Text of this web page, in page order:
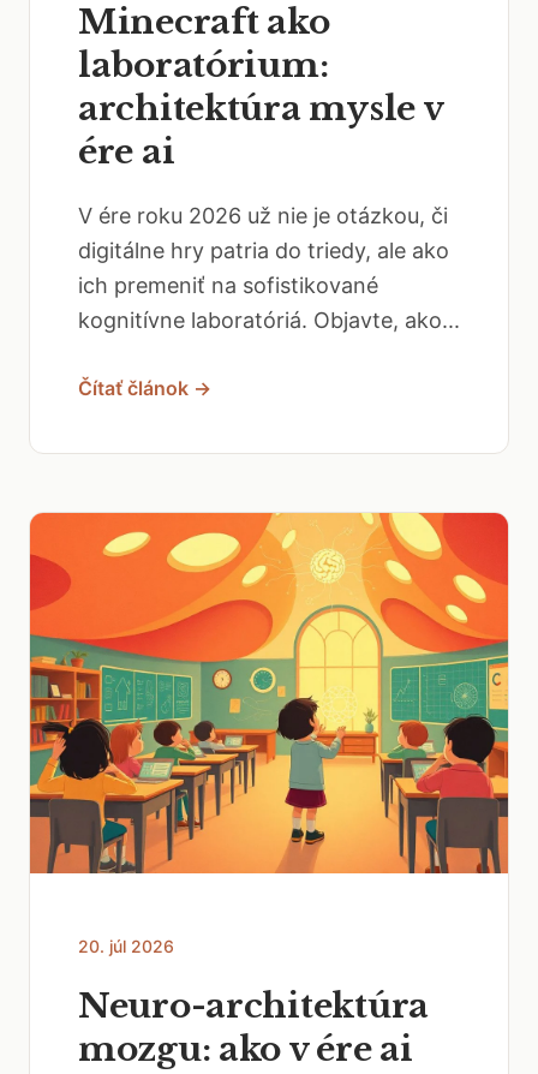
Minecraft ako
laboratórium:
architektúra mysle v
ére ai
V ére roku 2026 už nie je otázkou, či
digitálne hry patria do triedy, ale ako
ich premeniť na sofistikované
kognitívne laboratóriá. Objavte, ako...
Čítať článok →
20. júl 2026
Neuro-architektúra
mozgu: ako v ére ai